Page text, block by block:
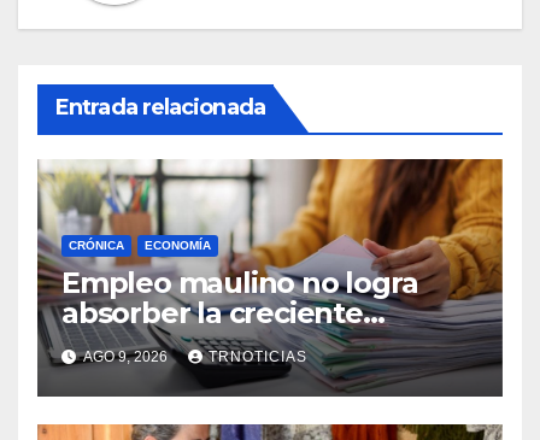
Entrada relacionada
CRÓNICA ECONOMÍA
Empleo maulino no logra
absorber la creciente
demanda por trabajo
AGO 9, 2026 TRNOTICIAS